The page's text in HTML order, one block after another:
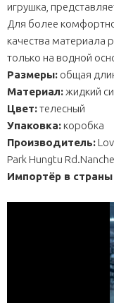
игрушка,
Для более
качества материала
только на водной
Размеры: общая
Материал: жидкий
Цвет:телесный
Упаковка: коробка
Производитель:
Park Hungtu
Импортёр в